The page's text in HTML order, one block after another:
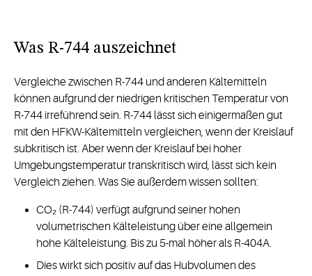
Was R-744 auszeichnet
Vergleiche zwischen R-744 und anderen Kältemitteln
können aufgrund der niedrigen kritischen Temperatur von
R-744 irreführend sein. R-744 lässt sich einigermaßen gut
mit den HFKW-Kältemitteln vergleichen, wenn der Kreislauf
subkritisch ist. Aber wenn der Kreislauf bei hoher
Umgebungstemperatur transkritisch wird, lässt sich kein
Vergleich ziehen. Was Sie außerdem wissen sollten:
CO₂ (R-744) verfügt aufgrund seiner hohen
volumetrischen Kälteleistung über eine allgemein
hohe Kälteleistung. Bis zu 5-mal höher als R-404A.
Dies wirkt sich positiv auf das Hubvolumen des